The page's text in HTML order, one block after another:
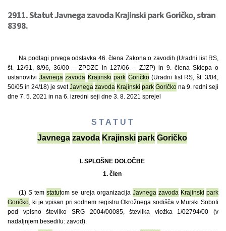
2911. Statut Javnega zavoda Krajinski park Goričko, stran
8398.
Na podlagi prvega odstavka 46. člena Zakona o zavodih (Uradni list RS,
št. 12/91, 8/96, 36/00 – ZPDZC in 127/06 – ZJZP) in 9. člena Sklepa o
ustanovitvi Javnega zavoda Krajinski park Goričko(Uradni list RS, št. 3/04,
50/05 in 24/18) je svetJavnega zavoda Krajinski park Goričko na 9. redni seji
dne 7. 5. 2021 in na 6. izredni seji dne 3. 8. 2021 sprejel
S T A T U T
Javnega zavoda Krajinski park Goričko
I. SPLOŠNE DOLOČBE
1. člen
(1) S temstatutom se ureja organizacija Javnega zavoda Krajinski park
Goričko, ki je vpisan pri sodnem registru Okrožnega sodišča v Murski Soboti
pod vpisno številko SRG 2004/00085, številka vložka 1/02794/00 (v
nadaljnjem besedilu: zavod).